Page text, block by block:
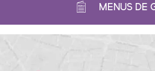
MENUS DE